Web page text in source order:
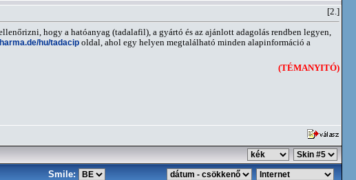
[2.]
hogy a hatóanyag (tadalafil), a gyártó és az ajánlott adagolás rendben legyen,
hu/tadacip oldal, ahol egy helyen megtalálható minden alapinformáció a
(TÉMANYITÓ)
Smile: